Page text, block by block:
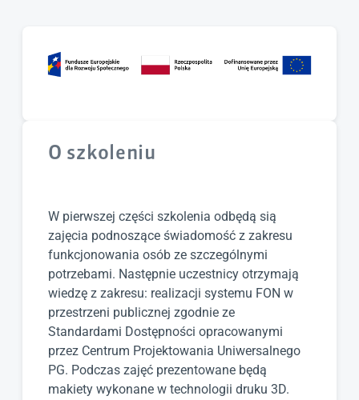
Cena
O szkoleniu
W pierwszej części szkolenia odbędą sią
zajęcia podnoszące świadomość z zakresu
funkcjonowania osób ze szczególnymi
potrzebami. Następnie uczestnicy otrzymają
wiedzę z zakresu: realizacji systemu FON w
przestrzeni publicznej zgodnie ze
Standardami Dostępności opracowanymi
przez Centrum Projektowania Uniwersalnego
PG. Podczas zajęć prezentowane będą
makiety wykonane w technologii druku 3D.